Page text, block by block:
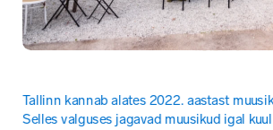
Tallinn kannab alates 2022. aastast
Selles valguses jagavad muusikud igal